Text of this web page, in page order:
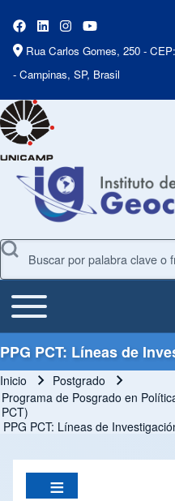
Rua Carlos Gomes, 250 -
- Campinas, SP, Brasil
Buscar
Main Menu
Toggle main menu
PPG PCT: Líneas de
Ruta de navegación
Inicio
Postgrado
Programa de Posgrado en
PCT)
PPG PCT: Líneas de